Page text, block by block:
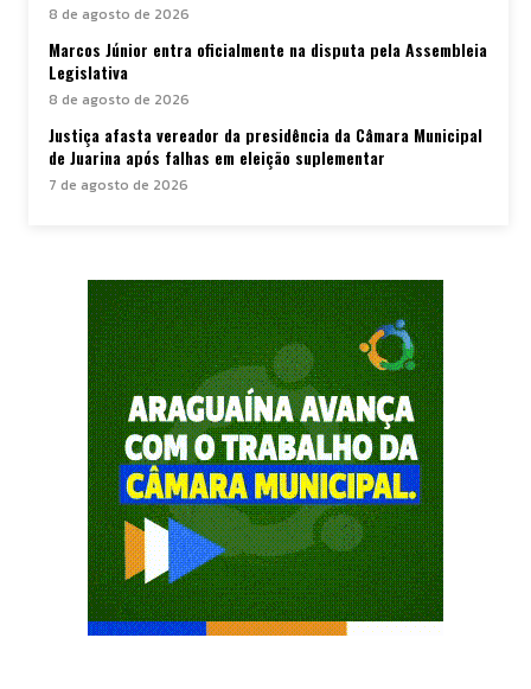
8 de agosto de 2026
Marcos Júnior entra oficialmente na disputa pela Assembleia
Legislativa
8 de agosto de 2026
Justiça afasta vereador da presidência da Câmara Municipal
de Juarina após falhas em eleição suplementar
7 de agosto de 2026